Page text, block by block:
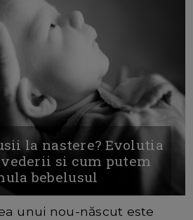
la nastere? Evolutia
si cum putem
bebelusul
unui nou-născut este